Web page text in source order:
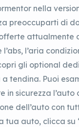
nella
preoccuparti di
attualmente
l’aria
gli optional
tendina. Puoi
in sicurezza
dell’auto con
tua auto, clicca